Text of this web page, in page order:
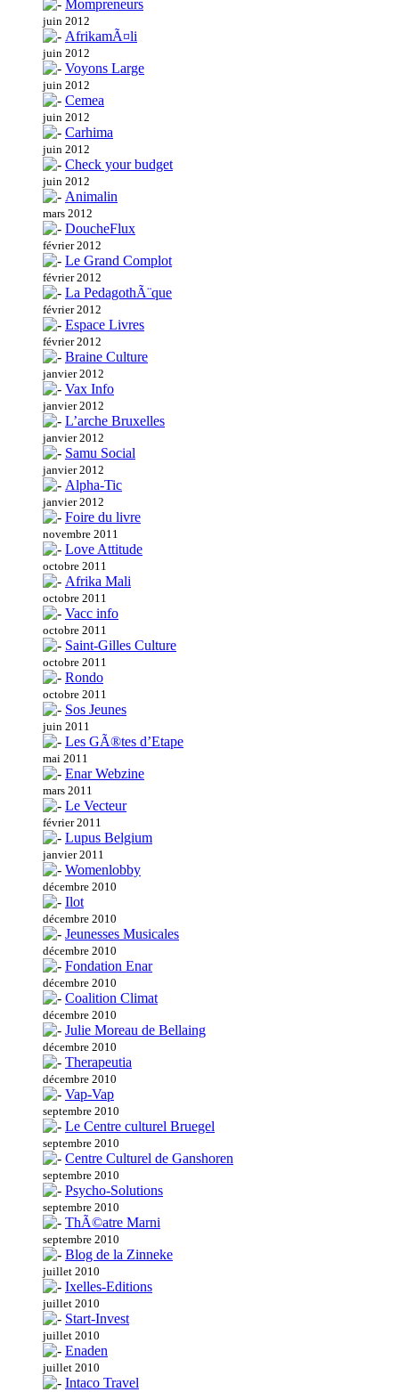
Mompreneurs
juin 2012
AfrikamÃ¤li
juin 2012
Voyons Large
juin 2012
Cemea
juin 2012
Carhima
juin 2012
Check your budget
juin 2012
Animalin
mars 2012
DoucheFlux
février 2012
Le Grand Complot
février 2012
La PedagothÃ¨que
février 2012
Espace Livres
février 2012
Braine Culture
janvier 2012
Vax Info
janvier 2012
L’arche Bruxelles
janvier 2012
Samu Social
janvier 2012
Alpha-Tic
janvier 2012
Foire du livre
novembre 2011
Love Attitude
octobre 2011
Afrika Mali
octobre 2011
Vacc info
octobre 2011
Saint-Gilles Culture
octobre 2011
Rondo
octobre 2011
Sos Jeunes
juin 2011
Les GÃ®tes d’Etape
mai 2011
Enar Webzine
mars 2011
Le Vecteur
février 2011
Lupus Belgium
janvier 2011
Womenlobby
décembre 2010
Ilot
décembre 2010
Jeunesses Musicales
décembre 2010
Fondation Enar
décembre 2010
Coalition Climat
décembre 2010
Julie Moreau de Bellaing
décembre 2010
Therapeutia
décembre 2010
Vap-Vap
septembre 2010
Le Centre culturel Bruegel
septembre 2010
Centre Culturel de Ganshoren
septembre 2010
Psycho-Solutions
septembre 2010
ThÃ©atre Marni
septembre 2010
Blog de la Zinneke
juillet 2010
Ixelles-Editions
juillet 2010
Start-Invest
juillet 2010
Enaden
juillet 2010
Intaco Travel